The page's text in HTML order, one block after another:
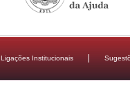
Ligações Institucionais